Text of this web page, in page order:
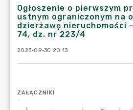
Ogłoszenie o pierwszym
ustnym ograniczonym na
dzierżawę nieruchomości
74, dz. nr 223/4
2023-09-30 20:13
ZAŁĄCZNIKI